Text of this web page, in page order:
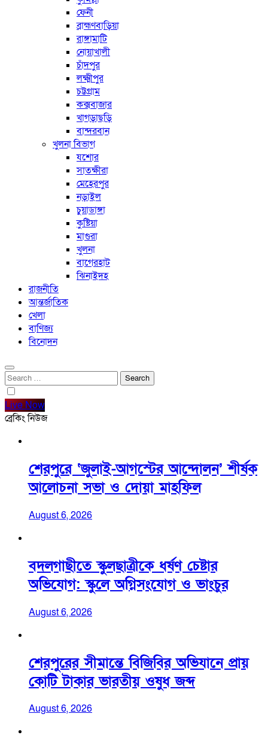
ফেনী
ব্রাহ্মণবাড়িয়া
রাঙ্গামাটি
নোয়াখালী
চাঁদপুর
লক্ষ্মীপুর
চট্টগ্রাম
কক্সবাজার
খাগড়াছড়ি
বান্দরবান
খুলনা বিভাগ
যশোর
সাতক্ষীরা
মেহেরপুর
নড়াইল
চুয়াডাঙ্গা
কুষ্টিয়া
মাগুরা
খুলনা
বাগেরহাট
ঝিনাইদহ
রাজনীতি
আন্তর্জাতিক
খেলা
বাণিজ্য
বিনোদন
Search
for:
Live Now
ব্রেকিং নিউজ
শেরপুরে ‘জুলাই-আগস্টের আন্দোলন’ শীর্ষক
আলোচনা সভা ও দোয়া মাহফিল
August 6, 2026
বদলগাছীতে স্কুলছাত্রীকে ধর্ষণ চেষ্টার
অভিযোগ: স্কুলে অগ্নিসংযোগ ও ভাংচুর
August 6, 2026
শেরপুরের সীমান্তে বিজিবির অভিযানে প্রায়
কোটি টাকার ভারতীয় ওষুধ জব্দ
August 6, 2026